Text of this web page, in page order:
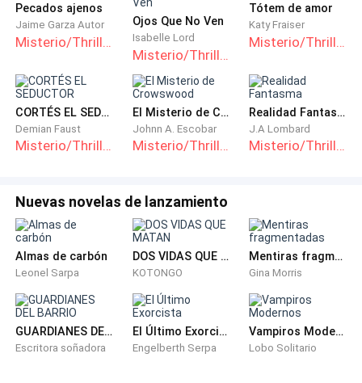
Comenzó a hiperventilar, inhala, exhala, inhala,
exhala.
La silueta oscura, lo notó. Bufo y mascullo un —: Ahí
vas de nuevo — pausó. Y empezó a caminar hasta
detenerse en la silla. — Para conseguir un poco de
emoción. — Quito la bolsa que tapaba la cara de la
persona en la silla.
Pecados ajenos
Jaime Garza Autor Ojos Que No Ven
Isabelle Lord
Tótem de amor
Katy Fraiser
CORTÉS EL SEDUCTOR
Demian Faust
Misterio/Thriller
El Misterio de Crowswood
Johnn A. Escobar
Misterio/Thriller
Realidad Fantasma
J.A Lombard
Misterio/Thriller
Nuevas novelas de lanzamiento
Almas de carbón
Leonel Sarpa
DOS VIDAS QUE MATAN
KOTONGO
Mentiras fragmentadas
Gina Morris
GUARDIANES DEL BARRIO
Escritora soñadora
El Último Exorcista
Engelberth Serpa
Vampiros Modernos
Lobo Solitario